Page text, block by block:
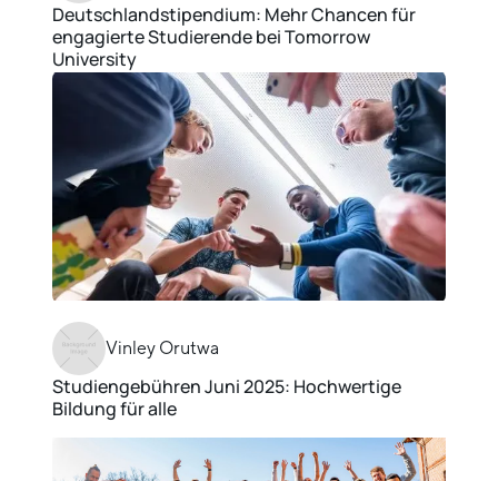
Deutschlandstipendium: Mehr Chancen für
engagierte Studierende bei Tomorrow
University
Vinley Orutwa
Studiengebühren Juni 2025: Hochwertige
Bildung für alle